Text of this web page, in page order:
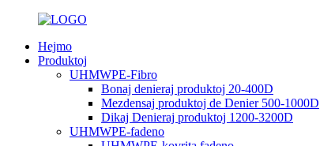
Hejmo
Produktoj
UHMWPE-Fibro
Bonaj denieraj produktoj 20-400D
Mezdensaj produktoj de Denier 500-1000D
Dikaj Denieraj produktoj 1200-3200D
UHMWPE-fadeno